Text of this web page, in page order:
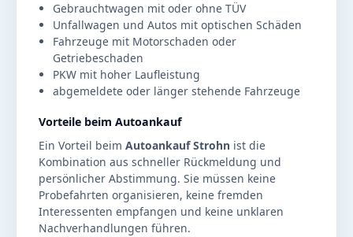
Gebrauchtwagen mit oder ohne TÜV
Unfallwagen und Autos mit optischen Schäden
Fahrzeuge mit Motorschaden oder
Getriebeschaden
PKW mit hoher Laufleistung
abgemeldete oder länger stehende Fahrzeuge
Vorteile beim Autoankauf
Ein Vorteil beim Autoankauf Strohn ist die
Kombination aus schneller Rückmeldung und
persönlicher Abstimmung. Sie müssen keine
Probefahrten organisieren, keine fremden
Interessenten empfangen und keine unklaren
Nachverhandlungen führen.